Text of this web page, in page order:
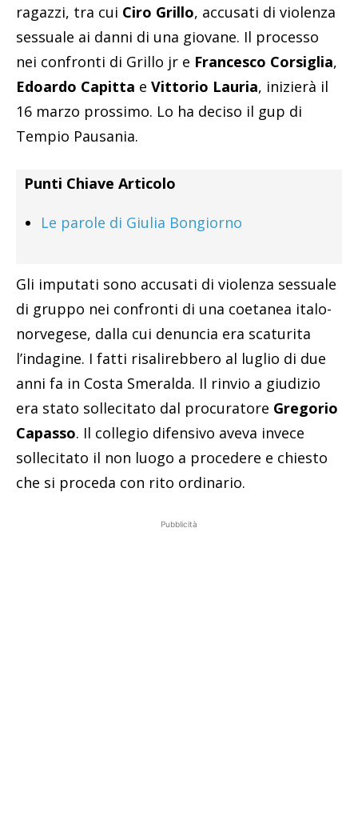
ragazzi, tra cui Ciro Grillo, accusati di violenza
sessuale ai danni di una giovane. Il processo
nei confronti di Grillo jr e Francesco Corsiglia,
Edoardo Capitta e Vittorio Lauria, inizierà il
16 marzo prossimo. Lo ha deciso il gup di
Tempio Pausania.
Punti Chiave Articolo
Le parole di Giulia Bongiorno
Gli imputati sono accusati di violenza sessuale
di gruppo nei confronti di una coetanea italo-
norvegese, dalla cui denuncia era scaturita
l’indagine. I fatti risalirebbero al luglio di due
anni fa in Costa Smeralda. Il rinvio a giudizio
era stato sollecitato dal procuratore Gregorio
Capasso. Il collegio difensivo aveva invece
sollecitato il non luogo a procedere e chiesto
che si proceda con rito ordinario.
Pubblicità